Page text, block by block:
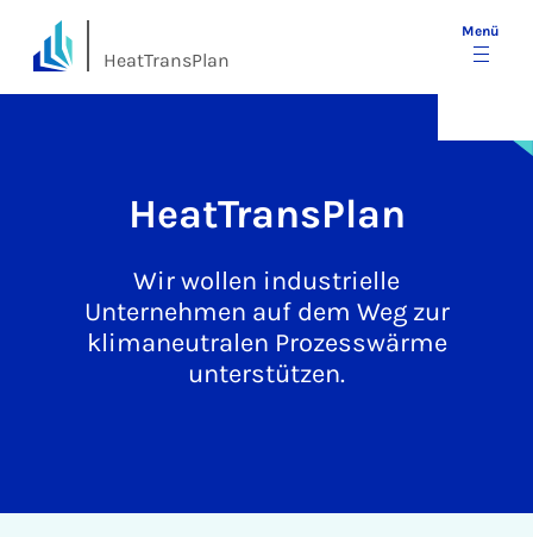
HeatTransPlan
Menü
He­at­Trans­Plan
Wir wollen industrielle
Unternehmen auf dem Weg zur
klimaneutralen Prozesswärme
unterstützen.